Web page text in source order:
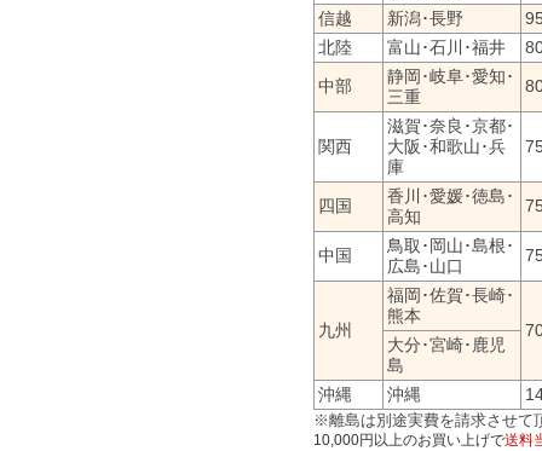
信越
新潟･長野
北陸
富山･石川･福井
中部
静岡･岐阜･愛知･
三重
関西
滋賀･奈良･京都･
大阪･和歌山･兵
庫
四国
香川･愛媛･徳島･
高知
中国
鳥取･岡山･島根･
広島･山口
九州
福岡･佐賀･長崎･
熊本
大分･宮崎･鹿児
島
沖縄
沖縄
※離島は別途実費を請求させて
10,000円以上のお買い上げで送料